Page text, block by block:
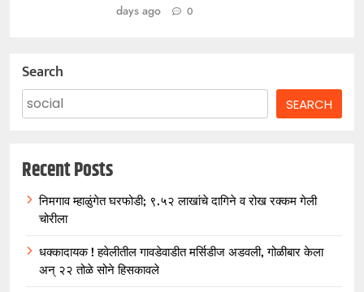
days ago
0
Search
SEARCH
Recent Posts
निमगाव म्हाळुंगेत घरफोडी; ९.५२ लाखांचे दागिने व रोख रक्कम गेली
चोरीला
धक्कादायक ! हवेलीतील गावडेवाडीत मर्सिडीज अडवली, गोळीबार केला
अन् २२ तोळे सोने हिसकावले